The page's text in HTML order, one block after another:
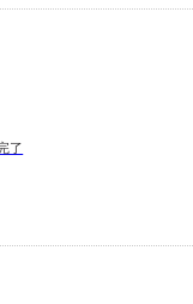
了